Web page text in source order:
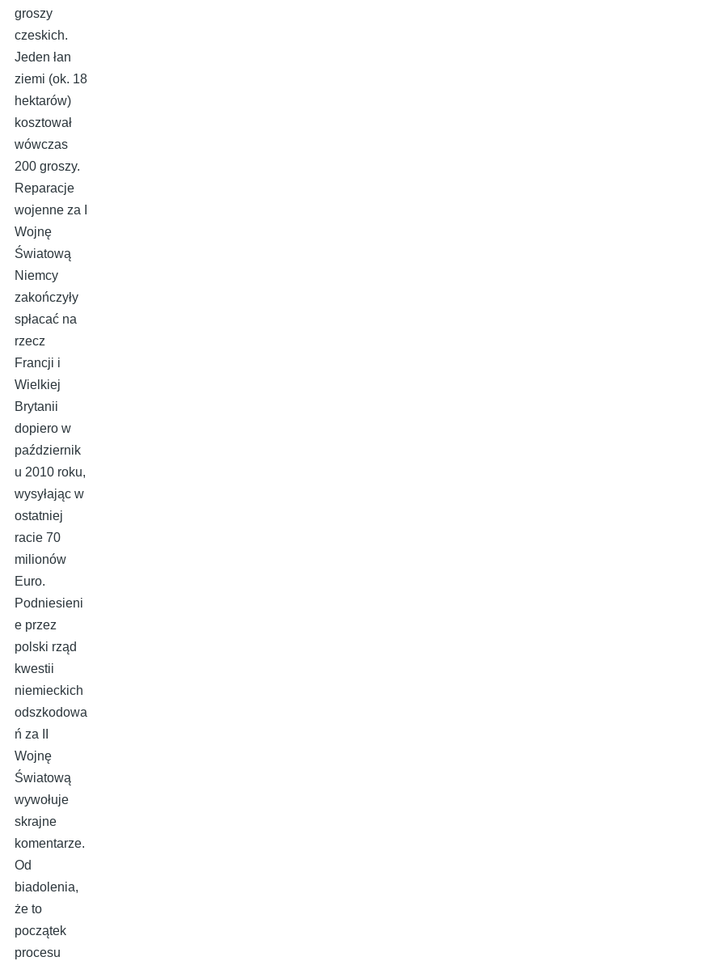
groszy
czeskich.
Jeden łan
ziemi (ok. 18
hektarów)
kosztował
wówczas
200 groszy.
Reparacje
wojenne za I
Wojnę
Światową
Niemcy
zakończyły
spłacać na
rzecz
Francji i
Wielkiej
Brytanii
dopiero w
październik
u 2010 roku,
wysyłając w
ostatniej
racie 70
milionów
Euro.
Podniesieni
e przez
polski rząd
kwestii
niemieckich
odszkodowa
ń za II
Wojnę
Światową
wywołuje
skrajne
komentarze.
Od
biadolenia,
że to
początek
procesu